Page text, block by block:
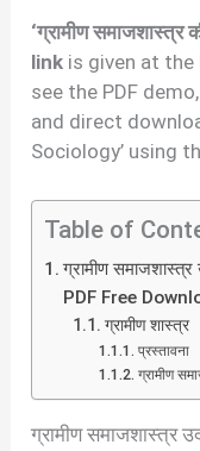
‘ग्रामीण
link is given at
see the PDF
and direct
Sociology’ using
Table of
ग्रामीण
PDF Free
ग्रामीण शास्त्र
प्रस्तावना
ग्रामीण
ग्रामीण समाजशास्त्र